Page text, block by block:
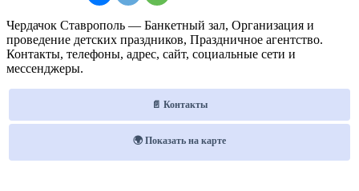
Чердачок Ставрополь — Банкетный зал, Организация и
проведение детских праздников, Праздничное агентство.
Контакты, телефоны, адрес, сайт, социальные сети и
мессенджеры.
📄 Контакты
🌍 Показать на карте